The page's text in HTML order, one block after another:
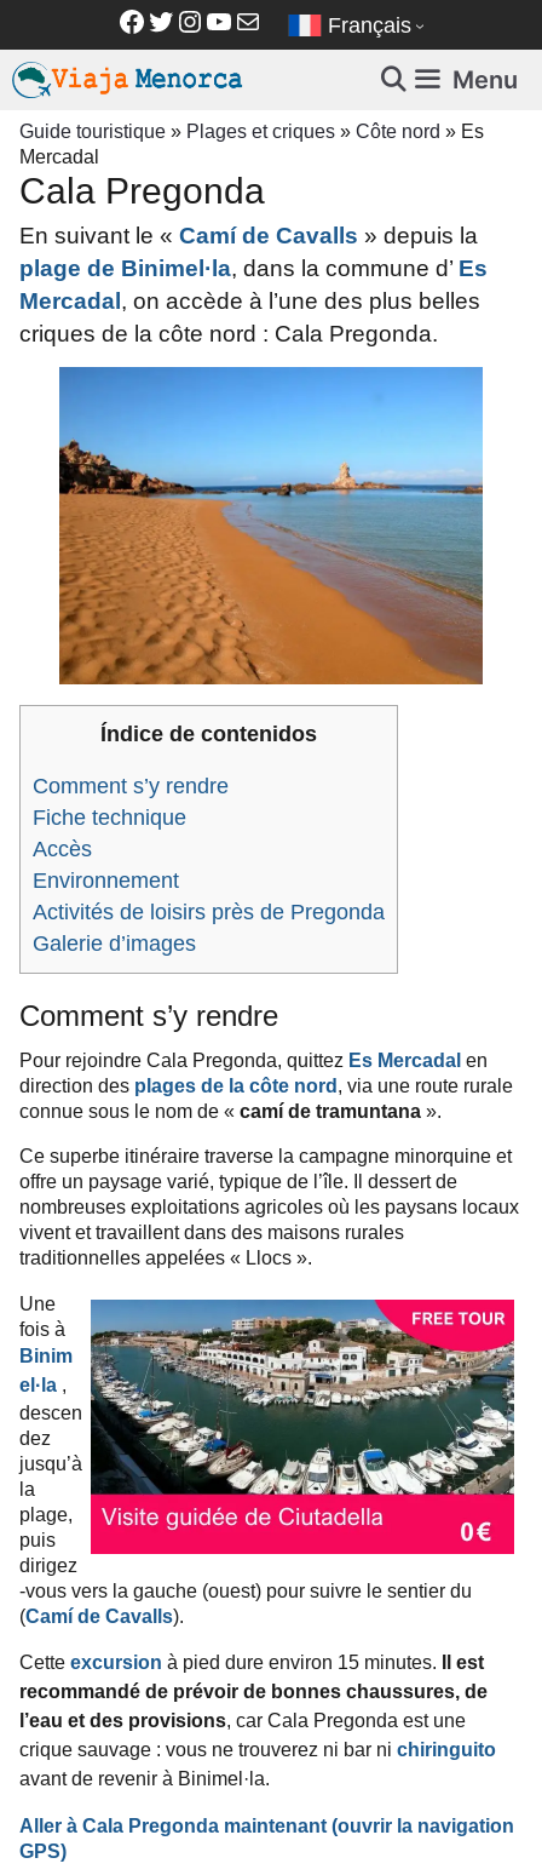
contenu
Facebook
Twitter
Instagram
YouTube
E-mail Français
Menu
Guide touristique » Plages et criques » Côte nord » Es
Mercadal
Cala Pregonda
En suivant le « Camí de Cavalls » depuis la
plage de Binimel·la, dans la commune d’ Es
Mercadal , on accède à l’une des plus belles
criques de la côte nord : Cala Pregonda.
Índice de contenidos
Comment s’y rendre
Fiche technique
Accès
Environnement
Activités de loisirs près de Pregonda
Galerie d’images
Comment s’y rendre
Pour rejoindre Cala Pregonda, quittez Es Mercadal en
direction des plages de la côte nord , via une route rurale
connue sous le nom de « camí de tramuntana ».
Ce superbe itinéraire traverse la campagne minorquine et
offre un paysage varié, typique de l’île. Il dessert de
nombreuses exploitations agricoles où les paysans locaux
vivent et travaillent dans des maisons rurales
traditionnelles appelées « Llocs ».
Une
fois à
Binim
el·la ,
descen
dez
jusqu’à
la
plage,
puis
dirigez
-vous vers la gauche (ouest) pour suivre le sentier du
(Camí de Cavalls).
Cette excursion à pied dure environ 15 minutes.
Il est
recommandé de prévoir de bonnes chaussures, de
l’eau et des provisions, car Cala Pregonda est une
crique sauvage : vous ne trouverez ni bar ni chiringuito
avant de revenir à Binimel·la.
Aller à Cala Pregonda maintenant (ouvrir la navigation
GPS)